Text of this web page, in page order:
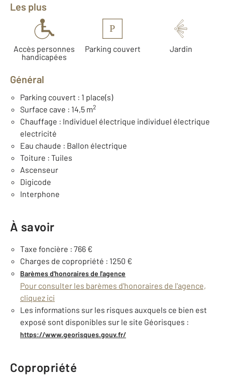
Les plus
Accès personnes
handicapées
P
Parking couvert Jardin
Général
Parking couvert : 1 place(s)
Surface cave : 14,5 m2
Chauffage : Individuel électrique individuel électrique
electricité
Eau chaude : Ballon électrique
Toiture : Tuiles
Ascenseur
Digicode
Interphone
À savoir
Taxe foncière : 766 €
Charges de copropriété : 1250 €
Barèmes d'honoraires de l'agence
Pour consulter les barèmes d'honoraires de l'agence,
cliquez ici
Les informations sur les risques auxquels ce bien est
exposé sont disponibles sur le site Géorisques :
https://www.georisques.gouv.fr/
Copropriété